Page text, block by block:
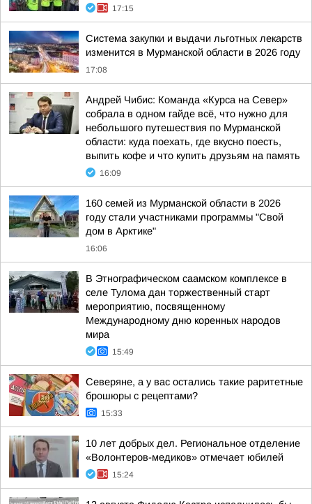
17:15
Система закупки и выдачи льготных лекарств
изменится в Мурманской области в 2026 году
17:08
Андрей Чибис: Команда «Курса на Север»
собрала в одном гайде всё, что нужно для
небольшого путешествия по Мурманской
области: куда поехать, где вкусно поесть,
выпить кофе и что купить друзьям на память
16:09
160 семей из Мурманской области в 2026
году стали участниками программы "Свой
дом в Арктике"
16:06
В Этнографическом саамском комплексе в
селе Тулома дан торжественный старт
мероприятию, посвященному
Международному дню коренных народов
мира
15:49
Северяне, а у вас остались такие раритетные
брошюры с рецептами?
15:33
10 лет добрых дел. Региональное отделение
«Волонтеров-медиков» отмечает юбилей
15:24